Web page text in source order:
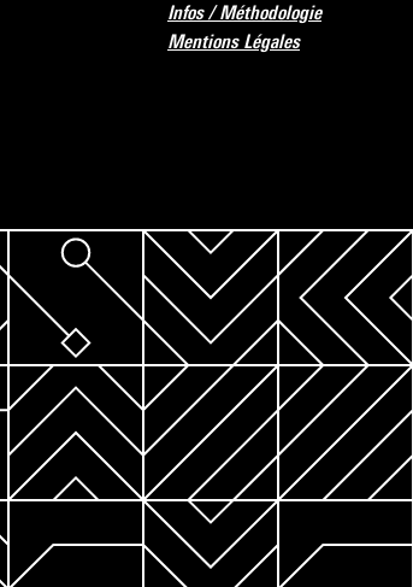
Infos / Méthodologie
Mentions Légales